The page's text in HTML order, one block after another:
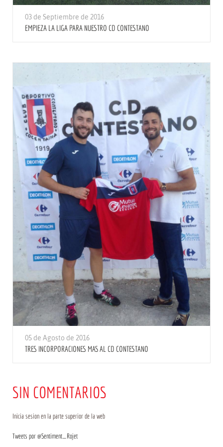
03 de Septiembre de 2016
EMPIEZA LA LIGA PARA NUESTRO CD CONTESTANO
05 de Agosto de 2016
TRES INCORPORACIONES MAS AL CD CONTESTANO
SIN COMENTARIOS
Inicia sesion en la parte superior de la web
Tweets por @Sentiment_Rojet